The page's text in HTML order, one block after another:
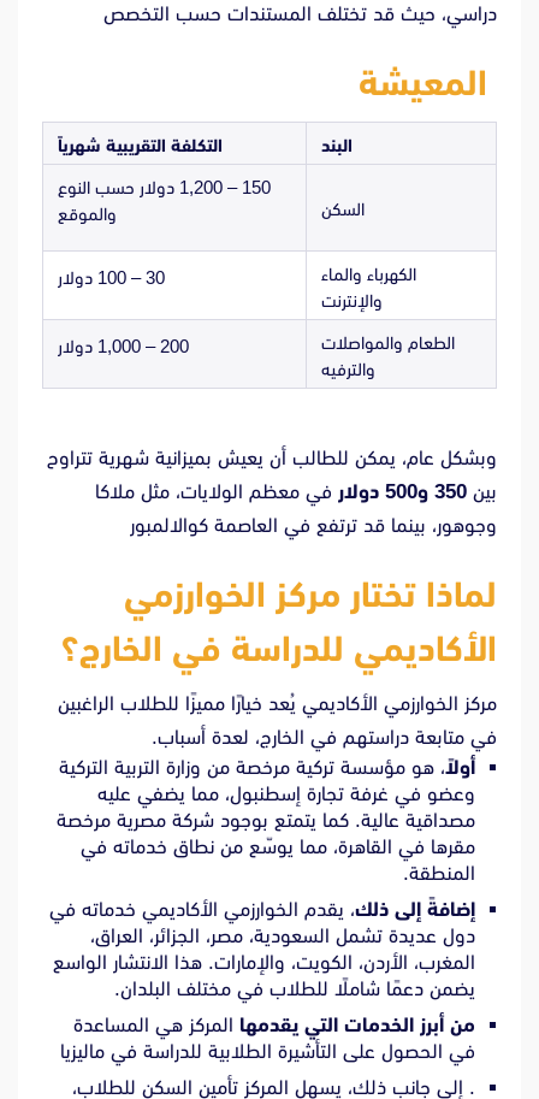
دراسي، حيث قد تختلف المستندات حسب التخصص
المعيشة
البند التكلفة التقريبية شهرياً
السكن
150 – 1,200 دولار حسب النوع
والموقع
الكهرباء والماء
والإنترنت
30 – 100 دولار
الطعام والمواصلات
والترفيه
200 – 1,000 دولار
وبشكل عام، يمكن للطالب أن يعيش بميزانية شهرية تتراوح
بين 350 و500 دولار
في معظم الولايات، مثل ملاكا
وجوهور، بينما قد ترتفع في العاصمة كوالالمبور
لماذا تختار مركز الخوارزمي
الأكاديمي للدراسة في الخارج؟
مركز الخوارزمي الأكاديمي يُعد خيارًا مميزًا للطلاب الراغبين
في متابعة دراستهم في الخارج، لعدة أسباب.
أولاً، هو مؤسسة تركية مرخصة من وزارة التربية التركية
وعضو في غرفة تجارة إسطنبول، مما يضفي عليه
مصداقية عالية. كما يتمتع بوجود شركة مصرية مرخصة
مقرها في القاهرة، مما يوسّع من نطاق خدماته في
المنطقة.
إضافةً إلى ذلك، يقدم الخوارزمي الأكاديمي خدماته في
دول عديدة تشمل السعودية، مصر، الجزائر، العراق،
المغرب، الأردن، الكويت، والإمارات. هذا الانتشار الواسع
يضمن دعمًا شاملًا للطلاب في مختلف البلدان.
من أبرز الخدمات التي يقدمها المركز هي المساعدة
في الحصول على التأشيرة الطلابية للدراسة في ماليزيا
. إلى جانب ذلك، يسهل المركز تأمين السكن للطلاب،